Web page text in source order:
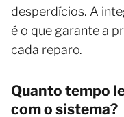
desperdícios. A
é o que garante a
cada reparo.
Quanto tempo
com o sistema?